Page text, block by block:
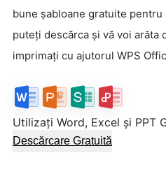
bune șabloane gratuite
puteți descărca și vă voi arăta
imprimați cu ajutorul WPS
Utilizați Word, Excel și PPT
Descărcare Gratuită